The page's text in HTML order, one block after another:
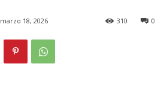
marzo 18, 2026 0
310